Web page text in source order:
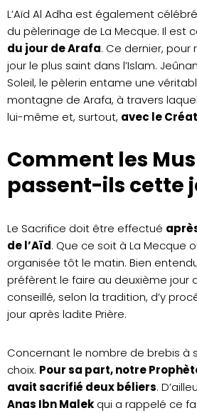
L’Aïd Al Adha est également
du pèlerinage de La Mecque. Il est
du jour de Arafa. Ce dernier,
jour le plus saint dans l’Islam.
Soleil, le pèlerin entame une
montagne de Arafa, à travers
lui-même et, surtout, avec le
Comment les
passent-ils cette
Le Sacrifice doit être effectué
de l’Aïd. Que ce soit à La Mecque
organisée tôt le matin. Bien
préfèrent le faire au deuxième jour
conseillé, selon la tradition, d’y
jour après ladite Prière.
Concernant le nombre de brebis à
choix. Pour sa part, notre
avait sacrifié deux béliers.
Anas Ibn Malek qui a rappelé ce